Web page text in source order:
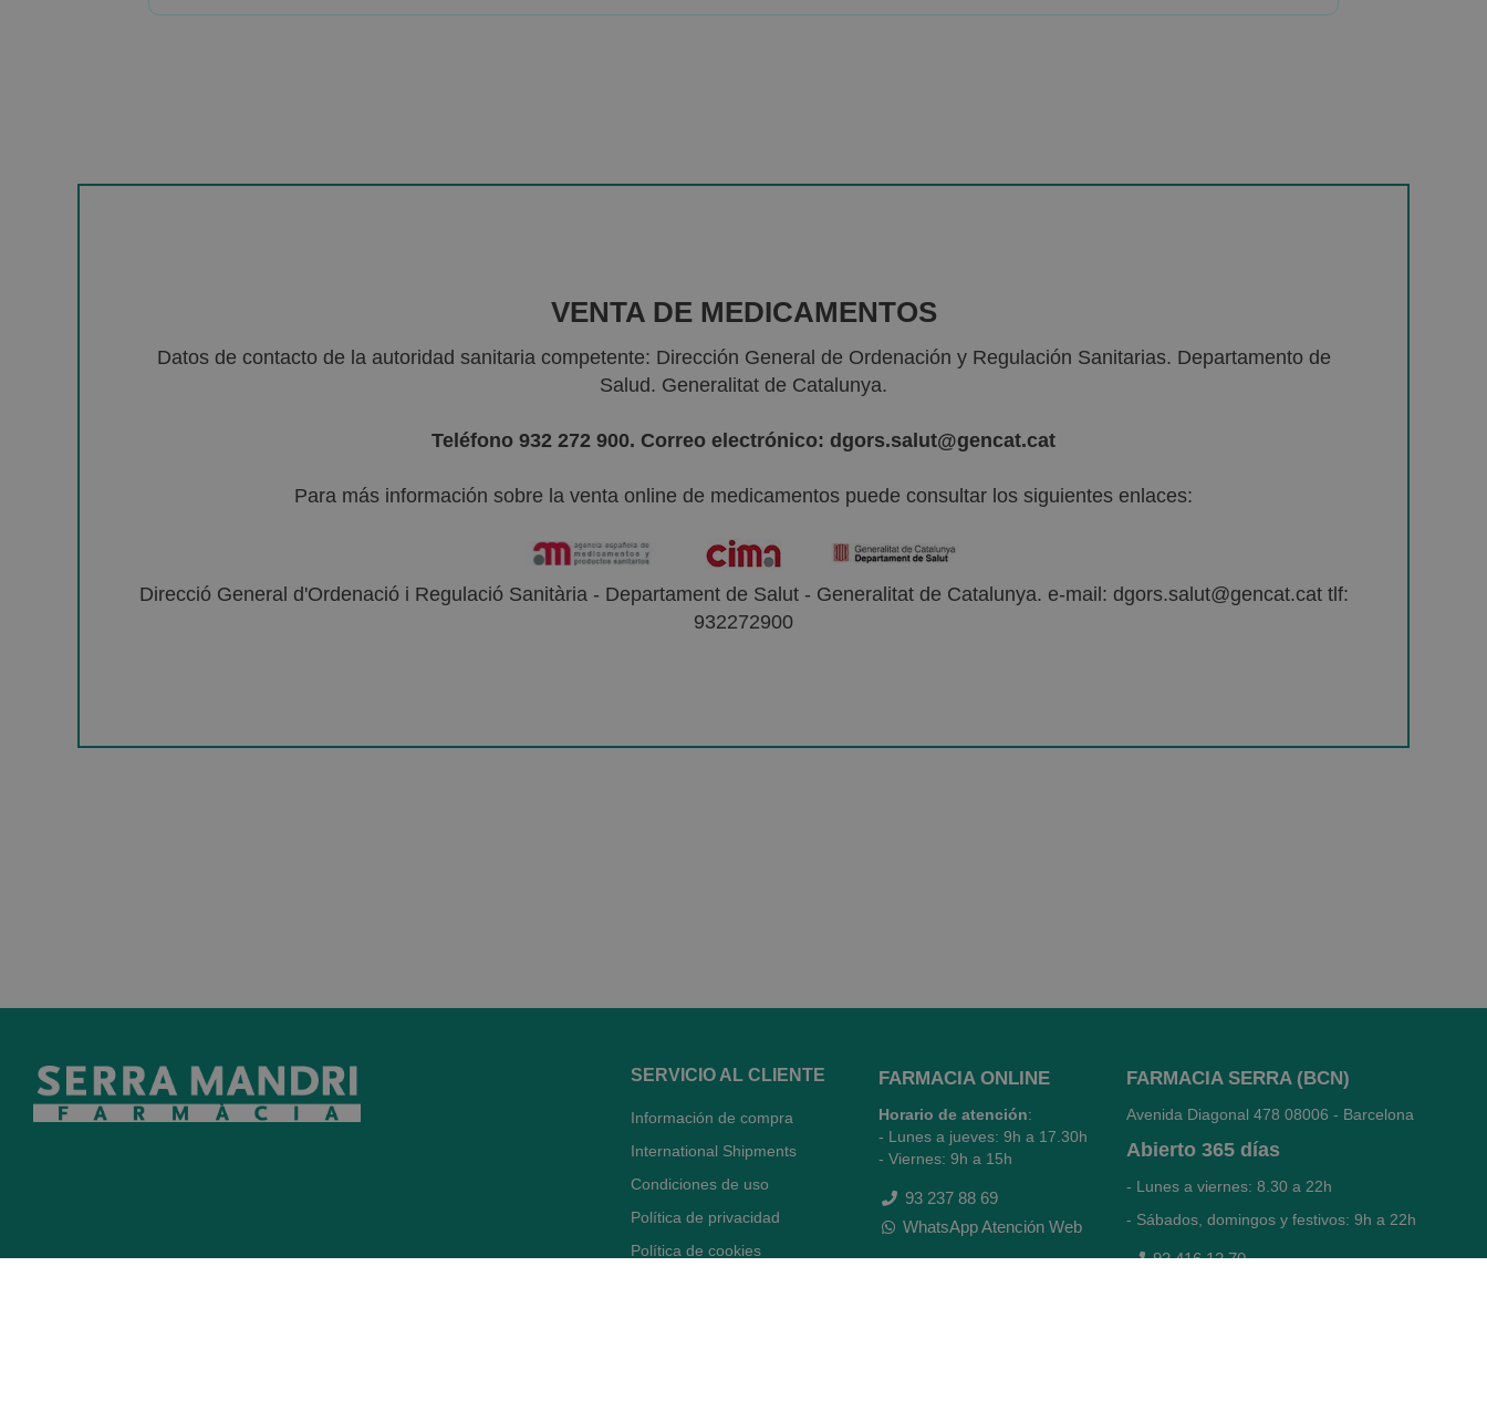
VENTA DE MEDICAMENTOS
Datos de contacto de la autoridad sanitaria competente: Dirección General de Ordenación y Regulación Sanitarias. Departamento de
Salud. Generalitat de Catalunya.
Teléfono 932 272 900. Correo electrónico: dgors.salut@gencat.cat
Para más información sobre la venta online de medicamentos puede consultar los siguientes enlaces:
Direcció General d'Ordenació i Regulació Sanitària - Departament de Salut - Generalitat de Catalunya. e-mail: dgors.salut@gencat.cat tlf:
932272900
SERVICIO AL CLIENTE
Información de compra
International Shipments
Condiciones de uso
Política de privacidad
Política de cookies
FARMACIA ONLINE
Horario de atención:
- Lunes a jueves: 9h a 17.30h
- Viernes: 9h a 15h
93 237 88 69
WhatsApp Atención Web
FARMACIA SERRA (BCN)
Avenida Diagonal 478 08006 - Barcelona
Abierto 365 días
- Lunes a viernes: 8.30 a 22h
- Sábados, domingos y festivos: 9h a 22h
93 416 12 70